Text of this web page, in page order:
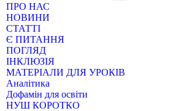
ПРО НАС
НОВИНИ
СТАТТІ
Є ПИТАННЯ
ПОГЛЯД
ІНКЛЮЗІЯ
МАТЕРІАЛИ ДЛЯ УРОКІВ
Аналітика
Дофамін для освіти
НУШ КОРОТКО